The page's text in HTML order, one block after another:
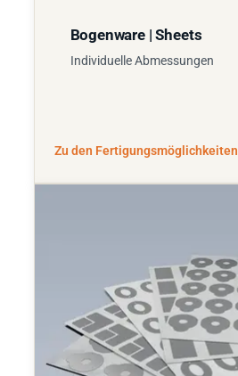
Bogenware | Sheets
Individuelle Abmessungen
Zu den Fertigungsmöglichkeiten